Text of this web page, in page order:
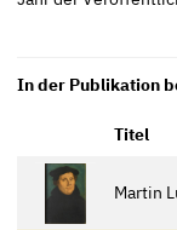
In der Publikation
Titel
Martin